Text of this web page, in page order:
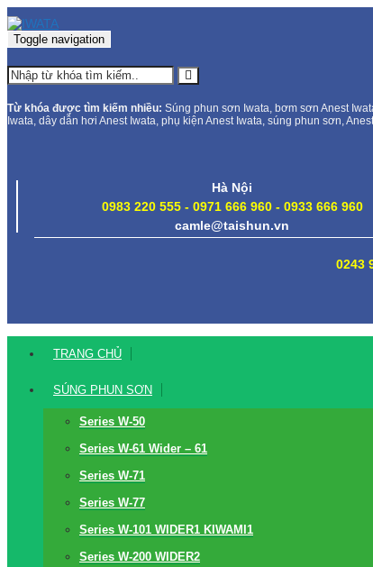
Toggle navigation
Từ khóa được tìm kiếm nhiều: Súng phun sơn Iwata, bơm sơn Anest
Iwata, dây dẫn hơi Anest Iwata, phụ kiện Anest Iwata, súng phun sơn,
Hà Nội
0983 220 555 - 0971 666 960 - 0933 666 960
camle@taishun.vn
0243
TRANG CHỦ
SÚNG PHUN SƠN
Series W-50
Series W-61 Wider – 61
Series W-71
Series W-77
Series W-101 WIDER1 KIWAMI1
Series W-200 WIDER2